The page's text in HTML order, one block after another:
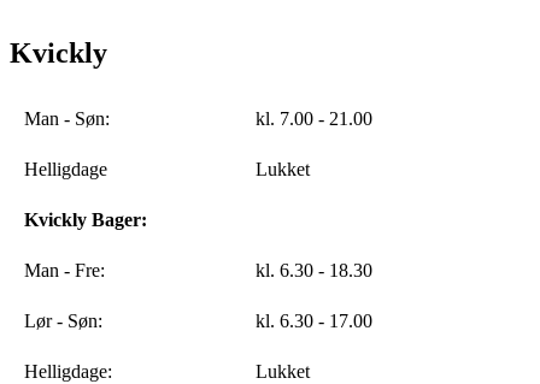
Kvickly
Man - Søn: kl. 7.00 - 21.00
Helligdage Lukket
Kvickly Bager:
Man - Fre: kl. 6.30 - 18.30
Lør - Søn: kl. 6.30 - 17.00
Helligdage: Lukket